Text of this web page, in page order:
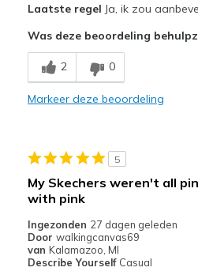
Comfortable
Beste toepassingen
Casual Wear
Sizing
View On Shoes
Shoes are
Laatste regel Ja, ik zou
Was deze beoordeling
2 0
Markeer deze beoordeling
5
My Skechers weren't all
with pink
Ingezonden 27 dagen geleden
Door walkingcanvas69
van Kalamazoo, MI
Describe Yourself Casual